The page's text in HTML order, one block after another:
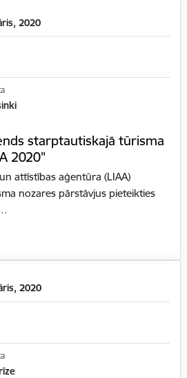
2020
starptautiskajā tūrisma
2020"
attīstības aģentūra (LIAA)
nozares pārstāvjus pieteikties
2020